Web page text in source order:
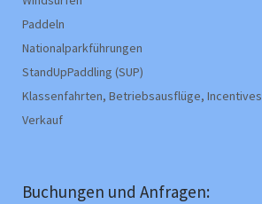
Paddeln
Nationalparkführungen
StandUpPaddling (SUP)
Klassenfahrten, Betriebsausflüge, Incentives
Verkauf
Buchungen und Anfragen: